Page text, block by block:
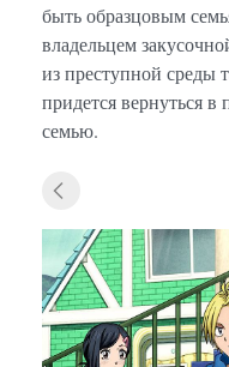
быть образцовым
владельцем
из преступной среды
придется вернуться
семью.